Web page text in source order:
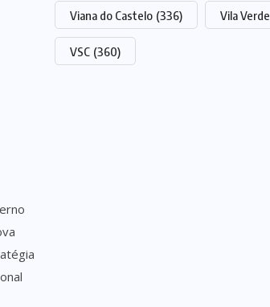
Viana do Castelo (336) Vila Verde
VSC (360)